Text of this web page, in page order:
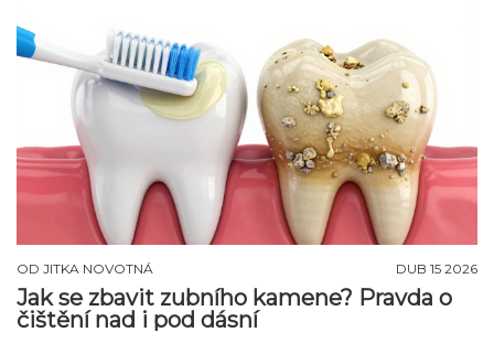
OD JITKA NOVOTNÁ DUB 15 2026
Jak se zbavit zubního kamene? Pravda o
čištění nad i pod dásní